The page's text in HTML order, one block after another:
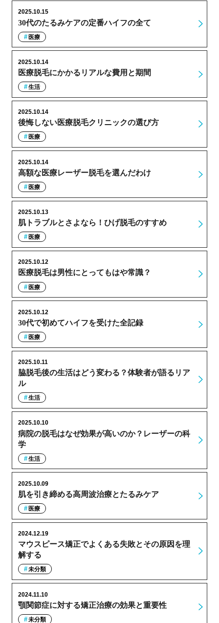
30代のたるみケアの定番ハイフの全て
2025.10.15
医療
医療脱毛にかかるリアルな費用と期間
2025.10.14
生活
後悔しない医療脱毛クリニックの選び方
2025.10.14
医療
高額な医療レーザー脱毛を選んだわけ
2025.10.14
医療
肌トラブルとさよなら！ひげ脱毛のすすめ
2025.10.13
医療
医療脱毛は男性にとってもはや常識？
2025.10.12
医療
30代で初めてハイフを受けた全記録
2025.10.12
医療
脇脱毛後の生活はどう変わる？体験者が語るリア
ル
2025.10.11
生活
病院の脱毛はなぜ効果が高いのか？レーザーの科
学
2025.10.10
生活
肌を引き締める高周波治療とたるみケア
2025.10.09
医療
マウスピース矯正でよくある失敗とその原因を理
解する
2024.12.19
未分類
顎関節症に対する矯正治療の効果と重要性
2024.11.10
未分類